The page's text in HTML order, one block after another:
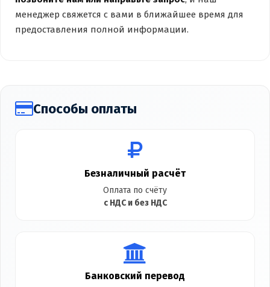
менеджер свяжется с вами в ближайшее время для
предоставления полной информации.
Способы оплаты
Безналичный расчёт
Оплата по счёту
с НДС и без НДС
Банковский перевод